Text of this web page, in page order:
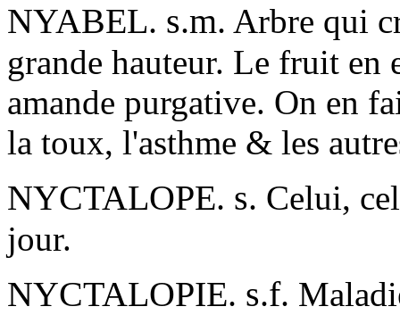
NYABEL. s.m. Arbre qui
grande hauteur. Le fruit en
amande purgative. On en
la toux, l'asthme & les
NYCTALOPE. s. Celui,
jour.
NYCTALOPIE. s.f.